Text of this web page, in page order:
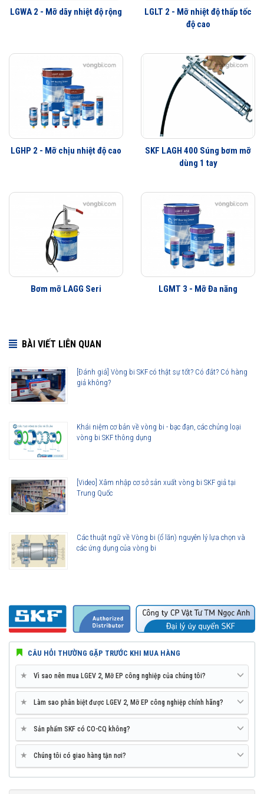
Kiến thức về bôi trơn vòng bi
LGEV 2, Mỡ EP công nghiệp được phân phối chính hãng
Đại lý ủy quyền SKF chính hãng - SKF Authorized Distributor
Hotline 24/7:
079 66 55 386 0961 633 389
LGWA 2 - Mỡ dãy nhiệt độ rộng
LGLT 2 - Mỡ nhiệt độ thấp tốc
độ cao
LGHP 2 - Mỡ chịu nhiệt độ cao
SKF LAGH 400 Súng bơm mỡ
dùng 1 tay
Bơm mỡ LAGG Seri LGMT 3 - Mỡ Đa năng
BÀI VIẾT LIÊN QUAN
[Đánh giá] Vòng bi SKF có thật sự tốt? Có đắt? Có hàng
giả không?
Khái niệm cơ bản về vòng bi - bạc đạn, các chủng loại
vòng bi SKF thông dụng
[Video] Xâm nhập cơ sở sản xuất vòng bi SKF giả tại
Trung Quốc
Các thuật ngữ về Vòng bi (ổ lăn) nguyên lý lựa chọn và
các ứng dụng của vòng bi
CÂU HỎI THƯỜNG GẶP TRƯỚC KHI MUA HÀNG
★ Vì sao nên mua LGEV 2, Mỡ EP công nghiệp của chúng tôi?
★ Làm sao phân biệt được LGEV 2, Mỡ EP công nghiệp chính hãng?
★ Sản phẩm SKF có CO-CQ không?
★ Chúng tôi có giao hàng tận nơi?